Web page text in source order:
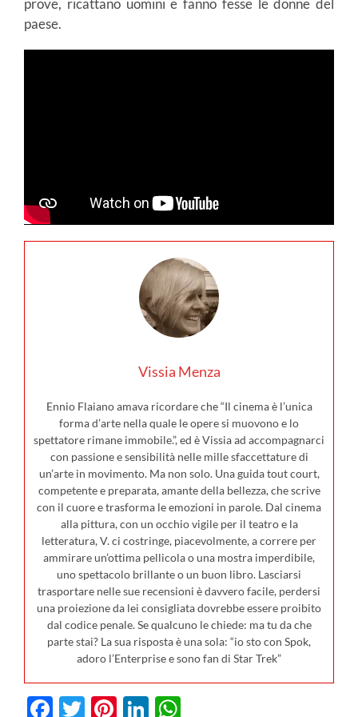
prove, ricattano uomini e fanno fesse le donne del
paese.
Vissia Menza
Ennio Flaiano amava ricordare che “Il cinema è l’unica
forma d’arte nella quale le opere si muovono e lo
spettatore rimane immobile.”, ed è Vissia ad accompagnarci
con passione e sensibilità nelle mille sfaccettature di
un’arte in movimento. Ma non solo. Una guida tout court,
competente e preparata, amante della bellezza, che scrive
con il cuore e trasforma le emozioni in parole. Dal cinema
alla pittura, con un occhio vigile per il teatro e la
letteratura, V. ci costringe, piacevolmente, a correre per
ammirare un’ottima pellicola o una mostra imperdibile,
uno spettacolo brillante o un buon libro. Lasciarsi
trasportare nelle sue recensioni è davvero facile, perdersi
una proiezione da lei consigliata dovrebbe essere proibito
dal codice penale. Se qualcuno le chiede: ma tu da che
parte stai? La sua risposta è una sola: “io sto con Spok,
adoro l’Enterprise e sono fan di Star Trek”
Facebook
Twitter
Pinterest
LinkedIn